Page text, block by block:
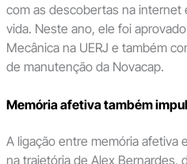
com as descobertas na internet
vida. Neste ano, ele foi
Mecânica na UERJ e também
de manutenção da Novacap.
Memória afetiva também
A ligação entre memória afetiva
na trajetória de Alex Bernardes,